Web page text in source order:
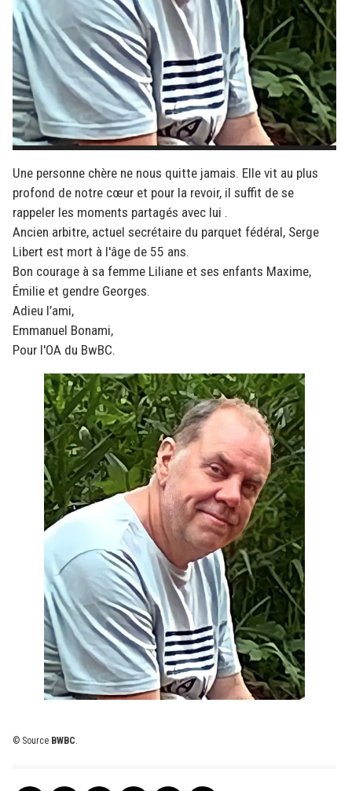
Une personne chère ne nous quitte jamais. Elle vit au plus
profond de notre cœur et pour la revoir, il suffit de se
rappeler les moments partagés avec lui .
Ancien arbitre, actuel secrétaire du parquet fédéral, Serge
Libert est mort à l'âge de 55 ans.
Bon courage à sa femme Liliane et ses enfants Maxime,
Émilie et gendre Georges.
Adieu l’ami,
Emmanuel Bonami,
Pour l'OA du BwBC.
© Source BWBC